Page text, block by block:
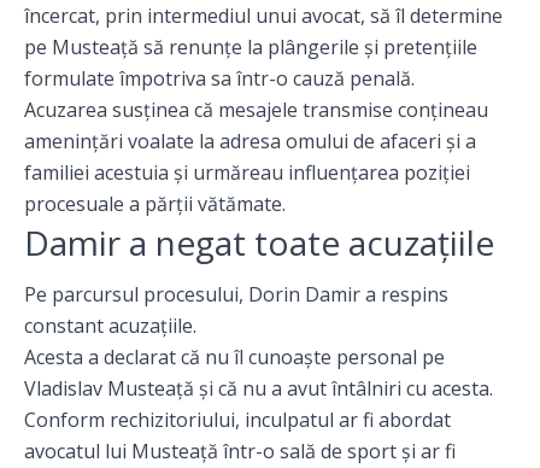
încercat, prin intermediul unui avocat, să îl determine
pe Musteață să renunțe la plângerile și pretențiile
formulate împotriva sa într-o cauză penală.
Acuzarea susținea că mesajele transmise conțineau
amenințări voalate la adresa omului de afaceri și a
familiei acestuia și urmăreau influențarea poziției
procesuale a părții vătămate.
Damir a negat toate acuzațiile
Pe parcursul procesului, Dorin Damir a respins
constant acuzațiile.
Acesta a declarat că nu îl cunoaște personal pe
Vladislav Musteață și că nu a avut întâlniri cu acesta.
Conform rechizitoriului, inculpatul ar fi abordat
avocatul lui Musteață într-o sală de sport și ar fi